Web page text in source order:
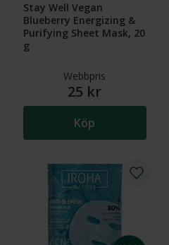
Stay Well Vegan
Blueberry Energizing &
Purifying Sheet Mask, 20
g
Webbpris
25 kr
Köp